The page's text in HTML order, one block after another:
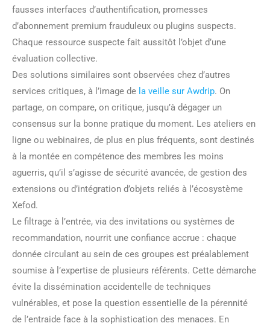
fausses interfaces d’authentification, promesses
d’abonnement premium frauduleux ou plugins suspects.
Chaque ressource suspecte fait aussitôt l’objet d’une
évaluation collective.
Des solutions similaires sont observées chez d’autres
services critiques, à l’image de la veille sur Awdrip. On
partage, on compare, on critique, jusqu’à dégager un
consensus sur la bonne pratique du moment. Les ateliers en
ligne ou webinaires, de plus en plus fréquents, sont destinés
à la montée en compétence des membres les moins
aguerris, qu’il s’agisse de sécurité avancée, de gestion des
extensions ou d’intégration d’objets reliés à l’écosystème
Xefod.
Le filtrage à l’entrée, via des invitations ou systèmes de
recommandation, nourrit une confiance accrue : chaque
donnée circulant au sein de ces groupes est préalablement
soumise à l’expertise de plusieurs référents. Cette démarche
évite la dissémination accidentelle de techniques
vulnérables, et pose la question essentielle de la pérennité
de l’entraide face à la sophistication des menaces. En